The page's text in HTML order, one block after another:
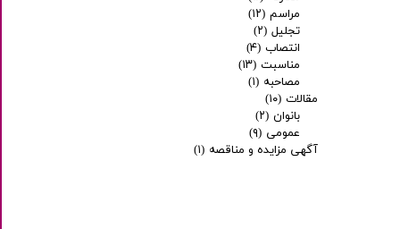
مراسم (۱۲)
تجلیل (۲)
انتصاب (۴)
مناسبت (۱۳)
مصاحبه (۱)
مقالات (۱۰)
بانوان (۲)
عمومی (۹)
آگهی مزایده و مناقصه (۱)